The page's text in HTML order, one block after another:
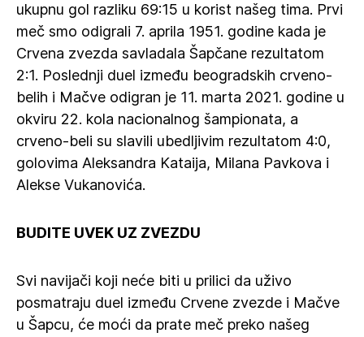
ukupnu gol razliku 69:15 u korist našeg tima. Prvi
meč smo odigrali 7. aprila 1951. godine kada je
Crvena zvezda savladala Šapčane rezultatom
2:1. Poslednji duel između beogradskih crveno-
belih i Mačve odigran je 11. marta 2021. godine u
okviru 22. kola nacionalnog šampionata, a
crveno-beli su slavili ubedljivim rezultatom 4:0,
golovima Aleksandra Kataija, Milana Pavkova i
Alekse Vukanovića.
BUDITE UVEK UZ ZVEZDU
Svi navijači koji neće biti u prilici da uživo
posmatraju duel između Crvene zvezde i Mačve
u Šapcu, će moći da prate meč preko našeg